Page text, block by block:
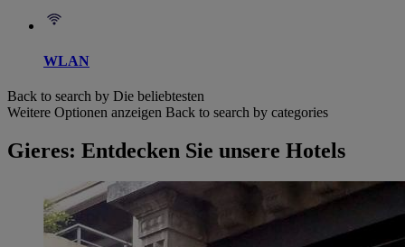
WLAN
Back to search by Die beliebtesten
Weitere Optionen anzeigen Back to search by categories
Gieres: Entdecken Sie unsere Hotels